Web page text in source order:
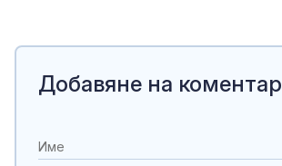
Добавяне на коментар